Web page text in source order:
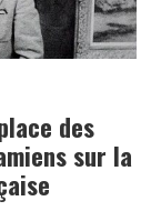
des
sur la